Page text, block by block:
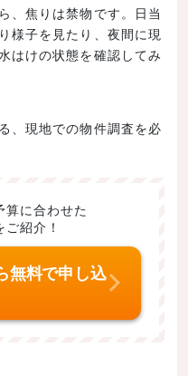
、焦りは禁物です。日当
様子を見たり、夜間に現
はけの状態を確認してみ
、現地での物件調査を必
算に合わせた
紹介！
無料で申し込